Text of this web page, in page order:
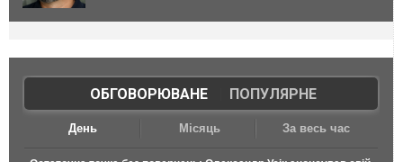
ОБГОВОРЮВАНЕ| ПОПУЛЯРНЕ
День Місяць За весь час